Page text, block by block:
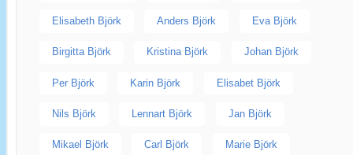
Elisabeth Björk Anders Björk Eva Björk
Birgitta Björk Kristina Björk Johan Björk
Per Björk Karin Björk Elisabet Björk
Nils Björk Lennart Björk Jan Björk
Mikael Björk Carl Björk Marie Björk